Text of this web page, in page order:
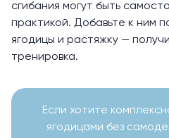
сгибания могут быть
практикой. Добавьте к ним
ягодицы и растяжку —
тренировка.
Если хотите
ягодицами без